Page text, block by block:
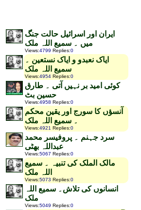
ایران اور اسرائیل حالت جنگ
میں ۔ سمیع اللہ ملک
Views:4799 Replies:0
ایاک نعبدو و ایاک نستعین ۔
سمیع اللہ ملک
Views:4954 Replies:0
کوئی امید بر نہیں آتی ۔ طارق
حسین بٹ
Views:4958 Replies:0
آنسؤں کا سورج اور یقین محکم
۔ سمیع اللہ ملک
Views:4921 Replies:0
سرد جہنم ۔ پروفیسر محمد
عبداللہ بھٹی
Views:5067 Replies:0
مالک الملک کی تنبیہ ۔ سمیع
اللہ ملک
Views:5073 Replies:0
انسانوں کی تلاش۔ سمیع اللہ
ملک
Views:5049 Replies:0